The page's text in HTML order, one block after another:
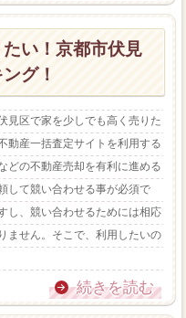
い！京都市伏見
グ！
見区で家を少しでも高く売りた
動産一括査定サイトを利用する
どの不動産売却を有利に進める
して競い合わせる事が必須で
し、競い合わせるためには相応
ません。そこで、利用したいの
続きを読む